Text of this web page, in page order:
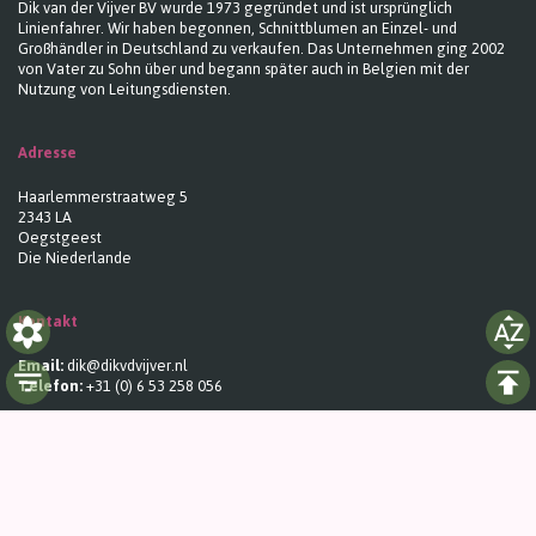
Dik van der Vijver BV wurde 1973 gegründet und ist ursprünglich
Linienfahrer. Wir haben begonnen, Schnittblumen an Einzel- und
Großhändler in Deutschland zu verkaufen. Das Unternehmen ging 2002
von Vater zu Sohn über und begann später auch in Belgien mit der
Nutzung von Leitungsdiensten.
Adresse
Haarlemmerstraatweg 5
2343 LA
Oegstgeest
Die Niederlande
Kontakt
Email:dik@dikvdvijver.nl
Telefon:+31 (0) 6 53 258 056